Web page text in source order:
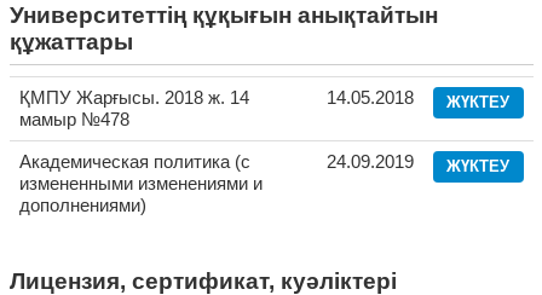
Университеттің құқығын анықтайтын
құжаттары
ҚМПУ Жарғысы. 2018 ж. 14
мамыр №478
14.05.2018 ЖҮКТЕУ
Академическая политика (с
измененными изменениями и
дополнениями)
24.09.2019 ЖҮКТЕУ
Лицензия, сертификат, куәліктері